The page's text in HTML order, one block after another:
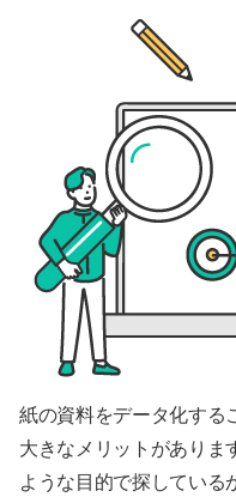
紙の資料をデータ化する
大きなメリットがありま
ような目的で探している